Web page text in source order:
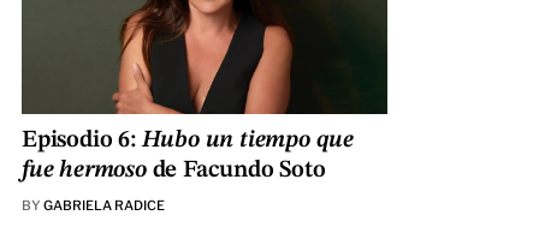
Episodio 6:Hubo un tiempo que
fue hermosode Facundo Soto
BY GABRIELA RADICE